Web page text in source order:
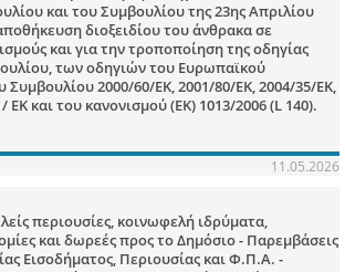
και του Συμβουλίου της 23ης Απριλίου
διοξειδίου του άνθρακα σε
και για την τροποποίηση της οδηγίας
των οδηγιών του Ευρωπαϊκού
Συμβουλίου 2000/60/ΕΚ, 2001/80/ΕΚ, 2004/35/ΕΚ,
ΕΚ και του κανονισμού (ΕΚ) 1013/2006 (L 140).
11.05.2026
περιουσίες, κοινωφελή ιδρύματα,
και δωρεές προς το Δημόσιο - Παρεμβάσεις
Εισοδήματος, Περιουσίας και Φ.Π.Α. -